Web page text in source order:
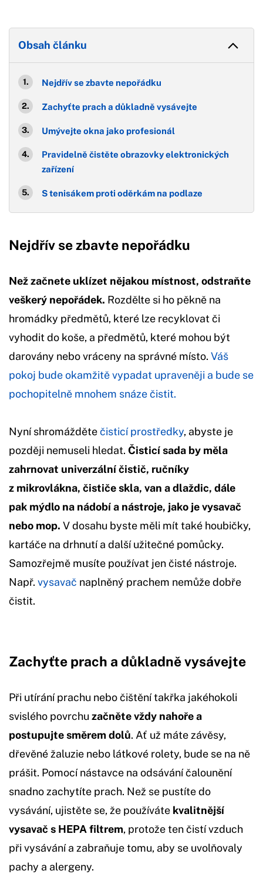
Obsah článku
Nejdřív se zbavte nepořádku
Zachyťte prach a důkladně vysávejte
Umývejte okna jako profesionál
Pravidelně čistěte obrazovky elektronických
zařízení
S tenisákem proti oděrkám na podlaze
Nejdřív se zbavte nepořádku
Než začnete uklízet nějakou místnost, odstraňte
veškerý nepořádek. Rozdělte si ho pěkně na
hromádky předmětů, které lze recyklovat či
vyhodit do koše, a předmětů, které mohou být
darovány nebo vráceny na správné místo. Váš
pokoj bude okamžitě vypadat upraveněji a bude se
pochopitelně mnohem snáze čistit.
Nyní shromáždětečisticí prostředky, abyste je
později nemuseli hledat. Čisticí sada by měla
zahrnovat univerzální čistič, ručníky
z mikrovlákna, čističe skla, van a dlaždic, dále
pak mýdlo na nádobí a nástroje, jako je vysavač
nebo mop. V dosahu byste měli mít také houbičky,
kartáče na drhnutí a další užitečné pomůcky.
Samozřejmě musíte používat jen čisté nástroje.
Např. vysavač naplněný prachem nemůže dobře
čistit.
Zachyťte prach a důkladně vysávejte
Při utírání prachu nebo čištění takřka jakéhokoli
svislého povrchu začněte vždy nahoře a
postupujte směrem dolů. Ať už máte závěsy,
dřevěné žaluzie nebo látkové rolety, bude se na ně
prášit. Pomocí nástavce na odsávání čalounění
snadno zachytíte prach. Než se pustíte do
vysávání, ujistěte se, že používáte kvalitnější
vysavač s HEPA filtrem, protože ten čistí vzduch
při vysávání a zabraňuje tomu, aby se uvolňovaly
pachy a alergeny.